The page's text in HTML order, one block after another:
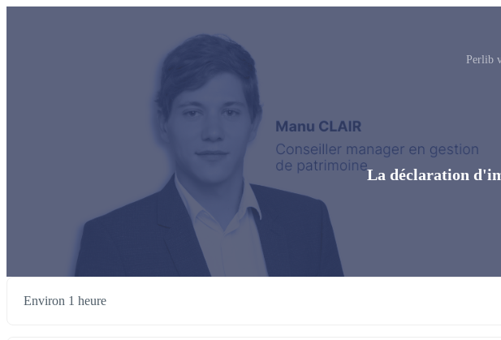
Perlib
La déclaration
Environ 1 heure